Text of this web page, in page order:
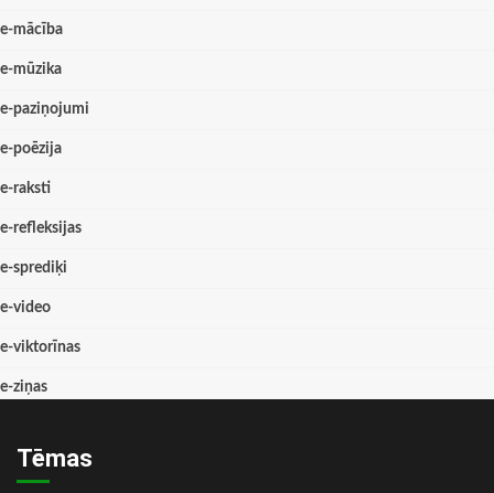
e-mācība
e-mūzika
e-paziņojumi
e-poēzija
e-raksti
e-refleksijas
e-sprediķi
e-video
e-viktorīnas
e-ziņas
Tēmas